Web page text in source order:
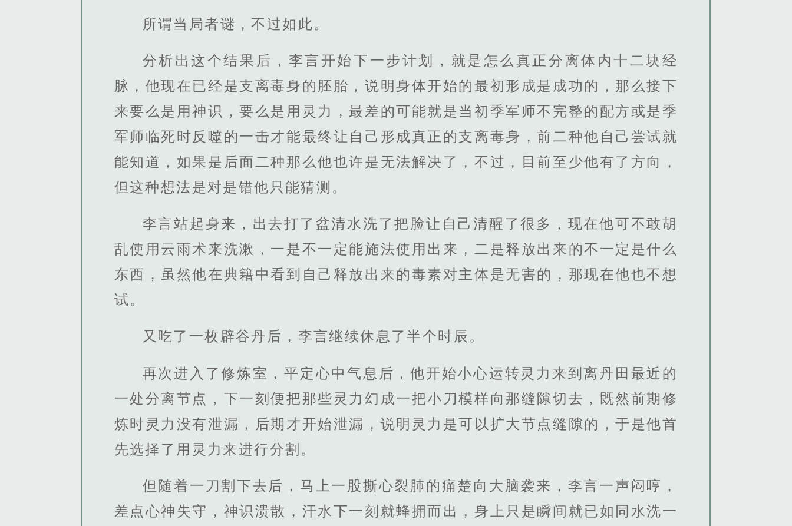
所谓当局者谜，不过如此。
分析出这个结果后，李言开始下一步计划，就是怎么真正分离体内十二块经
脉，他现在已经是支离毒身的胚胎，说明身体开始的最初形成是成功的，那么接下
来要么是用神识，要么是用灵力，最差的可能就是当初季军师不完整的配方或是季
军师临死时反噬的一击才能最终让自己形成真正的支离毒身，前二种他自己尝试就
能知道，如果是后面二种那么他也许是无法解决了，不过，目前至少他有了方向，
但这种想法是对是错他只能猜测。
李言站起身来，出去打了盆清水洗了把脸让自己清醒了很多，现在他可不敢胡
乱使用云雨术来洗漱，一是不一定能施法使用出来，二是释放出来的不一定是什么
东西，虽然他在典籍中看到自己释放出来的毒素对主体是无害的，那现在他也不想
试。
又吃了一枚辟谷丹后，李言继续休息了半个时辰。
再次进入了修炼室，平定心中气息后，他开始小心运转灵力来到离丹田最近的
一处分离节点，下一刻便把那些灵力幻成一把小刀模样向那缝隙切去，既然前期修
炼时灵力没有泄漏，后期才开始泄漏，说明灵力是可以扩大节点缝隙的，于是他首
先选择了用灵力来进行分割。
但随着一刀割下去后，马上一股撕心裂肺的痛楚向大脑袭来，李言一声闷哼，
差点心神失守，神识溃散，汗水下一刻就蜂拥而出，身上只是瞬间就已如同水洗一